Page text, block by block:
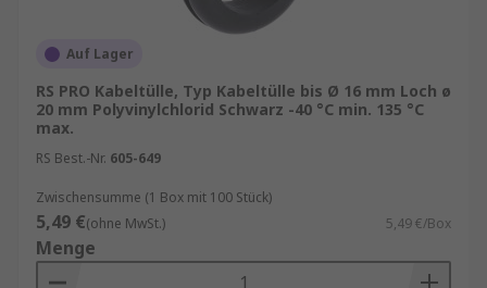
Auf Lager
RS PRO Kabeltülle, Typ Kabeltülle bis Ø 16 mm Loch ø
20 mm Polyvinylchlorid Schwarz -40 °C min. 135 °C
max.
RS Best.-Nr. 605-649
Zwischensumme (1 Box mit 100 Stück)
5,49 €(ohne MwSt.) 5,49 €/Box
Menge